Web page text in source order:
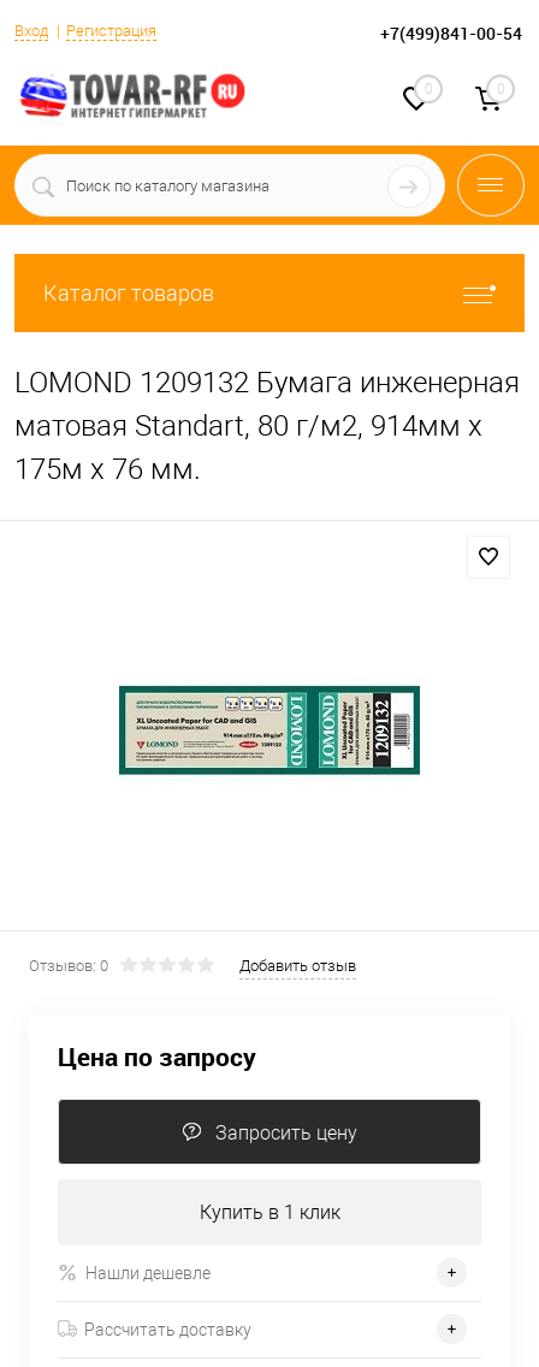
Вход Регистрация +7(499)841-00-54
0 0
Каталог товаров
LOMOND 1209132 Бумага инженерная
матовая Standart, 80 г/м2, 914мм х
175м х 76 мм.
Отзывов: 0 Добавить отзыв
Цена по запросу
Запросить цену
Купить в 1 клик
Нашли дешевле
Рассчитать доставку